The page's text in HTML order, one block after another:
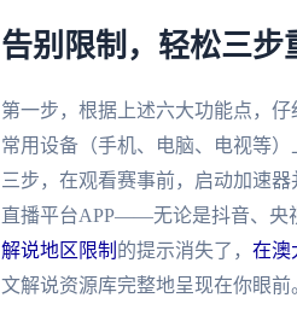
告别限制，轻松三步
第一步，根据上述六大功能点，
常用设备（手机、电脑、电视等
三步，在观看赛事前，启动加速
直播平台APP——无论是抖音、央
解说地区限制 的提示消失了， 在澳
文解说资源库完整地呈现在你眼前